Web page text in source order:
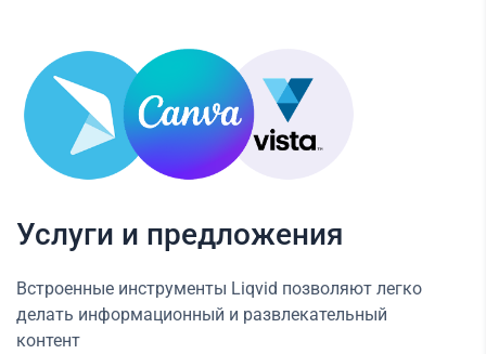
Услуги и предложения
Встроенные инструменты Liqvid позволяют легко
делать информационный и развлекательный
контент